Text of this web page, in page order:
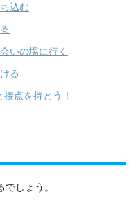
込む
いの場に行く
る
点を持とう！
しょう。